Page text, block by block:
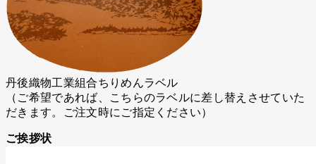
丹後織物工業組合ちりめんラベル
（ご希望であれば、こちらのラベルに差し替えさせていた
だきます。ご注文時にご指定ください）
ご挨拶状